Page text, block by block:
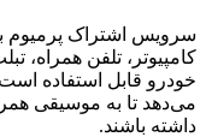
سرویس اشتراک پرمیوم
کامپیوتر، تلفن
خودرو قابل استفاده
می‌دهد تا به موسیقی
داشته باشند.